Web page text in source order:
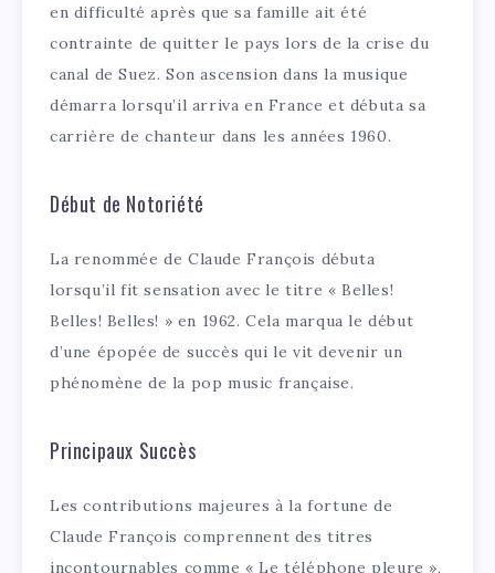
en difficulté après que sa famille ait été
contrainte de quitter le pays lors de la crise du
canal de Suez. Son ascension dans la musique
démarra lorsqu’il arriva en France et débuta sa
carrière de chanteur dans les années 1960.
Début de Notoriété
La renommée de Claude François débuta
lorsqu’il fit sensation avec le titre « Belles!
Belles! Belles! » en 1962. Cela marqua le début
d’une épopée de succès qui le vit devenir un
phénomène de la pop music française.
Principaux Succès
Les contributions majeures à la fortune de
Claude François comprennent des titres
incontournables comme « Le téléphone pleure »,